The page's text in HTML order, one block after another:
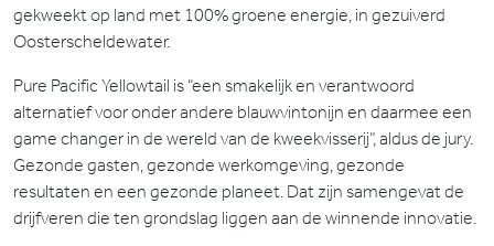
gekweekt op land met 100% groene energie, in gezuiverd
Oosterscheldewater.
Pure Pacific Yellowtail is “een smakelijk en verantwoord
alternatief voor onder andere blauwvintonijn en daarmee een
game changer in de wereld van de kweekvisserij”, aldus de jury.
Gezonde gasten, gezonde werkomgeving, gezonde
resultaten en een gezonde planeet. Dat zijn samengevat de
drijfveren die ten grondslag liggen aan de winnende innovatie.